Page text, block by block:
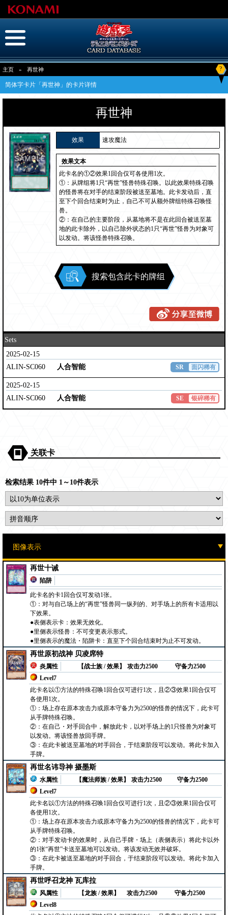
主页 » 再世神 ?
简体字卡片「再世神」的卡片详情
再世神
效果 速攻魔法
效果文本
此卡名的①②效果1回合仅可各使用1次。
①：从牌组将1只“再世”怪兽特殊召唤。以此效果特殊召唤
的怪兽将在对手的结束阶段被送至墓地。此卡发动后，直
至下个回合结束时为止，自己不可从额外牌组特殊召唤怪
兽。
②：在自己的主要阶段，从墓地将不是在此回合被送至墓
地的此卡除外，以自己除外状态的1只“再世”怪兽为对象可
以发动。将该怪兽特殊召唤。
搜索包含此卡的牌组
Sets
2025-02-15
ALIN-SC060
人合智能 SR 面闪稀有
2025-02-15
ALIN-SC060
人合智能 SE 银碎稀有
关联卡
检索结果 10件中 1～10件表示
再世十诫
陷阱
此卡名的卡1回合仅可发动1张。
①：对与自己场上的“再世”怪兽同一纵列的、对手场上的所有卡适用以
下效果。
●表侧表示卡：效果无效化。
●里侧表示怪兽：不可变更表示形式。
●里侧表示的魔法・陷阱卡：直至下个回合结束时为止不可发动。
再世原初战神 贝凌席特
炎属性
【战士族 / 效果】
Level7
攻击力2500 守备力2500
此卡名以①方法的特殊召唤1回合仅可进行1次，且②③效果1回合仅可
各使用1次。
①：场上存在原本攻击力或原本守备力为2500的怪兽的情况下，此卡可
从手牌特殊召唤。
②：在自己・对手回合中，解放此卡，以对手场上的1只怪兽为对象可
以发动。将该怪兽放回手牌。
③：在此卡被送至墓地的对手回合，于结束阶段可以发动。将此卡加入
手牌。
再世名讳导神 摄墨斯
水属性
【魔法师族 / 效果】
Level7
攻击力2500 守备力2500
此卡名以①方法的特殊召唤1回合仅可进行1次，且②③效果1回合仅可
各使用1次。
①：场上存在原本攻击力或原本守备力为2500的怪兽的情况下，此卡可
从手牌特殊召唤。
②：对手发动卡的效果时，从自己手牌・场上（表侧表示）将此卡以外
的1张“再世”卡送至墓地可以发动。将该发动无效并破坏。
③：在此卡被送至墓地的对手回合，于结束阶段可以发动。将此卡加入
手牌。
再世呼召龙神 瓦库拉
风属性
【龙族 / 效果】
Level8
攻击力2500 守备力2500